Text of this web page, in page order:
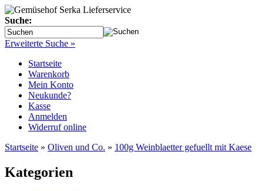
Suche:
Erweiterte Suche »
Startseite
Warenkorb
Mein Konto
Neukunde?
Kasse
Anmelden
Widerruf online
Startseite » Oliven und Co. » 100g Weinblaetter gefuellt mit Kaese
Kategorien